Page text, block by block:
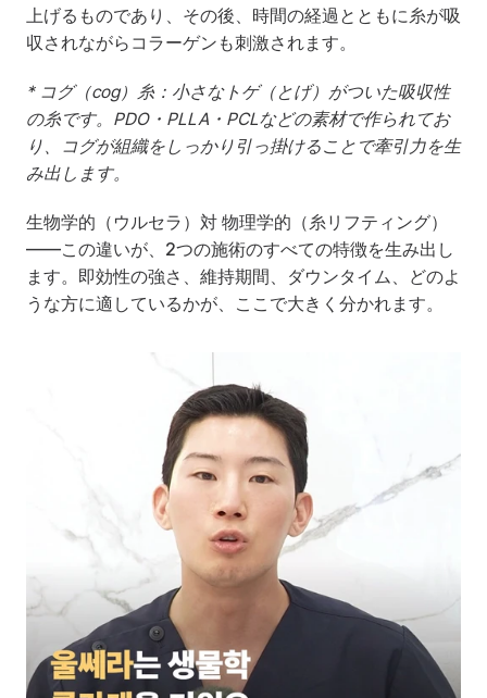
上げるものであり、その後、時間の経過とともに糸が吸
収されながらコラーゲンも刺激されます。
* コグ（cog）糸：小さなトゲ（とげ）がついた吸収性
の糸です。PDO・PLLA・PCLなどの素材で作られてお
り、コグが組織をしっかり引っ掛けることで牽引力を生
み出します。
生物学的（ウルセラ）対 物理学的（糸リフティング）
――この違いが、2つの施術のすべての特徴を生み出し
ます。即効性の強さ、維持期間、ダウンタイム、どのよ
うな方に適しているかが、ここで大きく分かれます。